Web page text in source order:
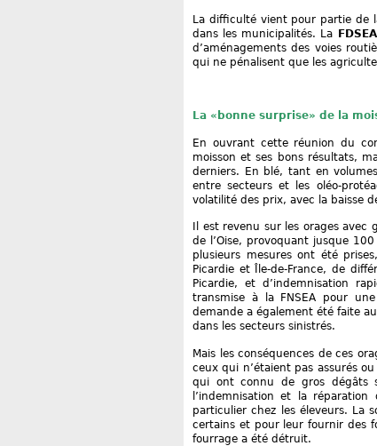
La difficulté vient pour partie de
dans les municipalités. La FDSEA
d’aménagements des voies
qui ne pénalisent que les
La «bonne surprise» de la
En ouvrant cette réunion du
moisson et ses bons résultats,
derniers. En blé, tant en
entre secteurs et les oléo-
volatilité des prix, avec la baisse
Il est revenu sur les orages
de l’Oise, provoquant jusque
plusieurs mesures ont été
Picardie et Île-de-France, de
Picardie, et d’indemnisation
transmise à la FNSEA pour
demande a également été faite
dans les secteurs sinistrés.
Mais les conséquences de ces
ceux qui n’étaient pas assurés
qui ont connu de gros dégâts
l’indemnisation et la
particulier chez les éleveurs. La
certains et pour leur fournir des
fourrage a été détruit.